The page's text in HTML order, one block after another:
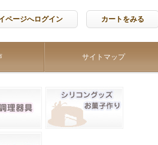
ページへログイン カートをみる
サイトマップ